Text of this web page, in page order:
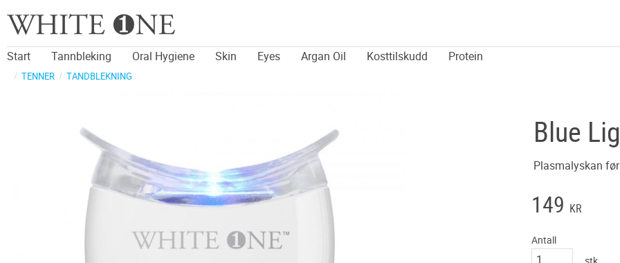
Start Tannbleking Oral Hygiene Skin Eyes Argan Oil Kosttilskudd Protein
TENNER TANDBLEKNING
Blue
Plasmalyskan
149 KR
Antall